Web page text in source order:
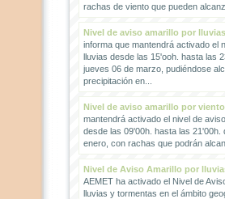
rachas de viento que pueden
Nivel de aviso amarillo por lluvias
informa que mantendrá activado el
lluvias desde las 15'ooh. hasta las
jueves 06 de marzo, pudiéndose
precipitación en...
Nivel de aviso amarillo por viento
mantendrá activado el nivel de
desde las 09'00h. hasta las 21'00h.
enero, con rachas que podrán
Nivel de Aviso Amarillo por
AEMET ha activado el Nivel de
lluvias y tormentas en el ámbito